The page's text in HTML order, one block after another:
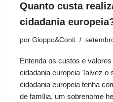
Quanto custa
cidadania
por Gioppo&Conti
Entenda os custos e
cidadania europeia Talvez o
cidadania europeia tenha
de família, um sobrenome